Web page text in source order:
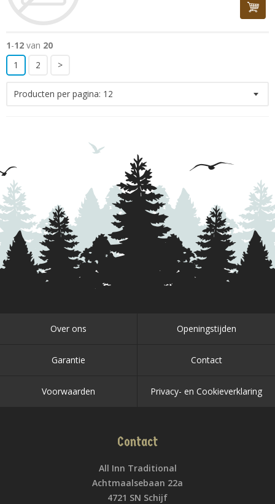
1-12 van 20
1
2 >
Producten per pagina: 12
Over ons Openingstijden
Garantie Contact
Voorwaarden Privacy- en Cookieverklaring
Contact
All Inn Traditional
Achtmaalsebaan 22a
4721 SN Schijf